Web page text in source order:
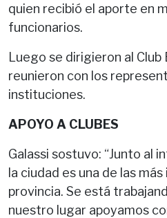
quien recibió el aporte en
funcionarios.
Luego se dirigieron al
reunieron con los
instituciones.
APOYO A CLUBES
Galassi sostuvo: “Junto al
la ciudad es una de las
provincia. Se está
nuestro lugar apoyamos